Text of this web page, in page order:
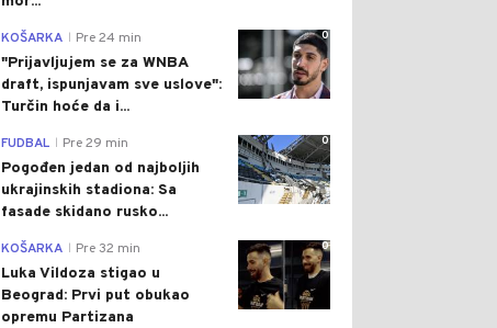
0
KOŠARKA Pre 24 min
"Prijavljujem se za WNBA
draft, ispunjavam sve uslove":
Turčin hoće da i...
0
FUDBAL Pre 29 min
Pogođen jedan od najboljih
ukrajinskih stadiona: Sa
fasade skidano rusko...
0
KOŠARKA Pre 32 min
Luka Vildoza stigao u
Beograd: Prvi put obukao
opremu Partizana